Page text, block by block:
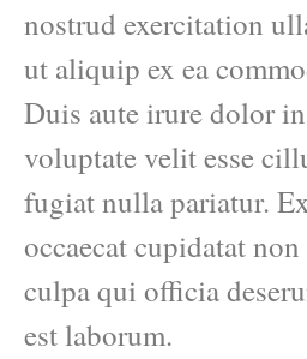
nostrud exercitation
ut aliquip ex ea
Duis aute irure dolor
voluptate velit esse
fugiat nulla pariatur.
occaecat cupidatat
culpa qui officia
est laborum.